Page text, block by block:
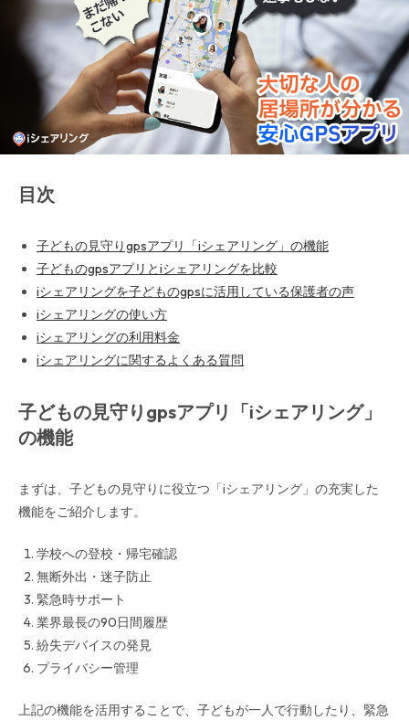
目次
子どもの見守りgpsアプリ「iシェアリング」の機能
子どものgpsアプリとiシェアリングを比較
iシェアリングを子どものgpsに活用している保護者の声
iシェアリングの使い方
iシェアリングの利用料金
iシェアリングに関するよくある質問
子どもの見守りgpsアプリ「iシェアリング」
の機能
まずは、子どもの見守りに役立つ「iシェアリング」の充実した
機能をご紹介します。
学校への登校・帰宅確認
無断外出・迷子防止
緊急時サポート
業界最長の90日間履歴
紛失デバイスの発見
プライバシー管理
上記の機能を活用することで、子どもが一人で行動したり、緊急